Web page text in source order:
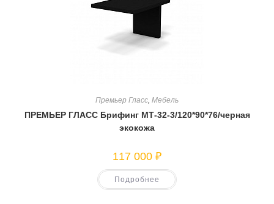
Премьер Гласс Мебель
ПРЕМЬЕР ГЛАСС Брифинг МТ-32-3/120*90*76/черная
экокожа
117 000 ₽
Подробнее